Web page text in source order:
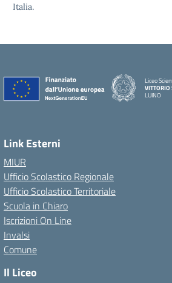
Italia.
Liceo
VITTORIO
LUINO
Link Esterni
MIUR
Ufficio Scolastico Regionale
Ufficio Scolastico Territoriale
Scuola in Chiaro
Iscrizioni On Line
Invalsi
Comune
Il Liceo